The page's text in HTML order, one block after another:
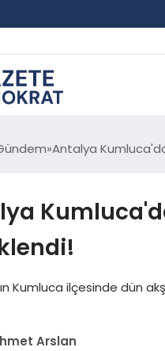
Antalya
Kumluca ilçesinde dün
Arslan